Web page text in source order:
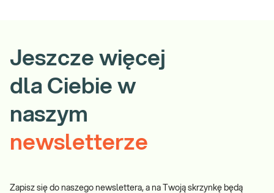
Jeszcze więcej
dla Ciebie w
naszym
newsletterze
Zapisz się do naszego newslettera, a na Twoją skrzynkę będą